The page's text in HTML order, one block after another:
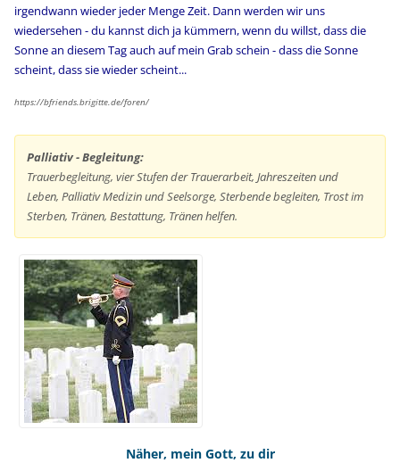
irgendwann wieder jeder Menge Zeit. Dann werden wir uns
wiedersehen - du kannst dich ja kümmern, wenn du willst, dass die
Sonne an diesem Tag auch auf mein Grab schein - dass die Sonne
scheint, dass sie wieder scheint...
https://bfriends.brigitte.de/foren/
Palliativ - Begleitung:
Trauerbegleitung, vier Stufen der Trauerarbeit, Jahreszeiten und
Leben, Palliativ Medizin und Seelsorge, Sterbende begleiten, Trost im
Sterben, Tränen, Bestattung, Tränen helfen.
Näher, mein Gott, zu dir